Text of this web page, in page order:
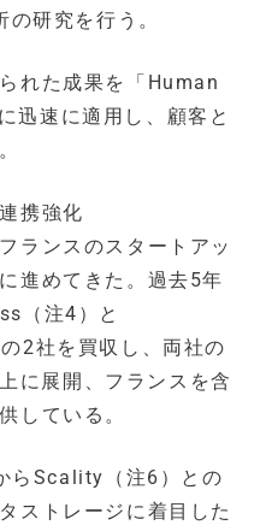
研究を行う。
れた成果を「Human
迅速に適用し、顧客と
携強化
ランスのスタートアッ
進めてきた。過去5年
（注4）と
2社を買収し、両社の
に展開、フランスを含
している。
らScality（注6）との
ストレージに着目した